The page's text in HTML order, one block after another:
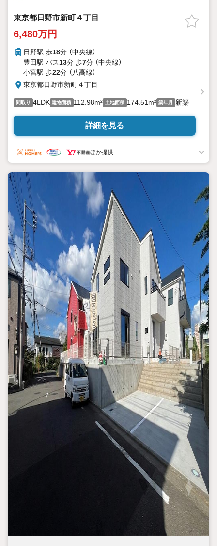
東京都日野市新町４丁目
6,480万円
日野駅 歩18分 （中央線）
豊田駅 バス13分 歩7分 （中央線）
小宮駅 歩22分 （八高線）
東京都日野市新町４丁目
間取り 4LDK 建物面積 112.98m² 土地面積 174.51m² 築年月 新築
詳細を見る
ほか提供